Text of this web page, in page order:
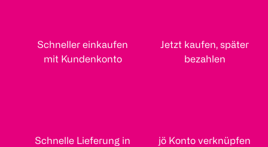
Schneller einkaufen
mit Kundenkonto
Jetzt kaufen, später
bezahlen
Schnelle Lieferung in
jö Konto verknüpfen